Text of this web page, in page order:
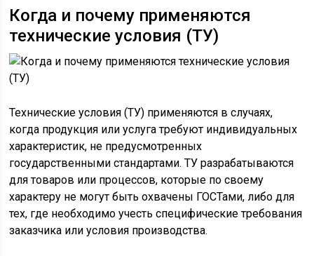
Когда и почему применяются
технические условия (ТУ)
Технические условия (ТУ) применяются в случаях,
когда продукция или услуга требуют индивидуальных
характеристик, не предусмотренных
государственными стандартами. ТУ разрабатываются
для товаров или процессов, которые по своему
характеру не могут быть охвачены ГОСТами, либо для
тех, где необходимо учесть специфические требования
заказчика или условия производства.